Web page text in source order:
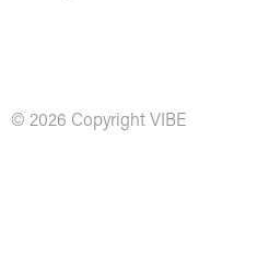
© 2026 Copyright VIBE